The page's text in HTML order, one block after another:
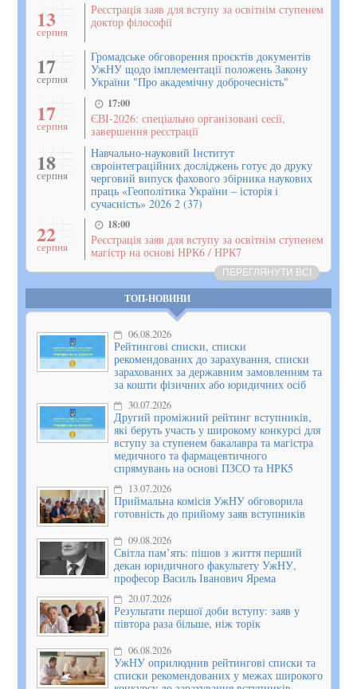
13
серпня
Реєстрація заяв для вступу за освітнім ступенем
доктор філософії
17
серпня
Громадське обговорення проєктів документів
УжНУ щодо імплементації положень Закону
України "Про академічну доброчесність"
17
серпня
17:00
ЄВІ-2026: спеціально організовані сесії,
завершення реєстрації
18
серпня
Навчально-науковий Інститут
євроінтеграційних досліджень готує до друку
черговий випуск фахового збірника наукових
праць «Геополітика України – історія і
сучасність» 2026 2 (37)
22
серпня
18:00
Реєстрація заяв для вступу за освітнім ступенем
магістр на основі НРК6 / НРК7
ПЕРЕГЛЯНУТИ ВСІ
ТОП-НОВИНИ
06.08.2026
Рейтингові списки, списки
рекомендованих до зарахування, списки
зарахованих за державним замовленням та
за кошти фізичних або юридичних осіб
30.07.2026
Другий проміжний рейтинг вступників,
які беруть участь у широкому конкурсі для
вступу за ступенем бакалавра та магістра
медичного та фармацевтичного
спрямувань на основі ПЗСО та НРК5
13.07.2026
Приймальна комісія УжНУ обговорила
готовність до прийому заяв вступників
09.08.2026
Світла пам’ять: пішов з життя перший
декан юридичного факультету УжНУ,
професор Василь Іванович Ярема
20.07.2026
Результати першої доби вступу: заяв у
півтора раза більше, ніж торік
06.08.2026
УжНУ оприлюднив рейтингові списки та
списки рекомендованих у межах широкого